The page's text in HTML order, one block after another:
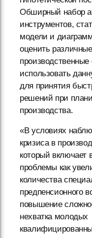
Обширный набор
инструментов,
модели и
оценить различные
использовать
для принятия
решений при
производства.
«В условиях
кризиса в
который включает
проблемы как
количества
предпенсионного
повышение
нехватка молодых